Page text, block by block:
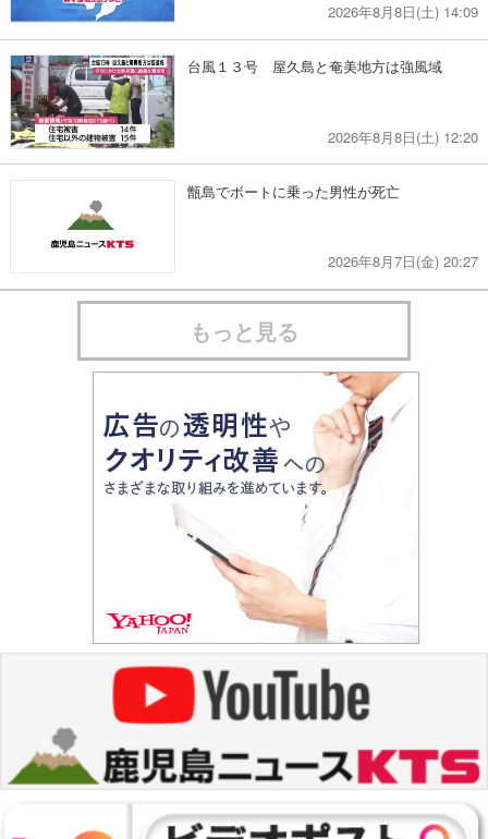
2026年8月8日(土) 14:09
台風１３号 屋久島と奄美地方は強風域
2026年8月8日(土) 12:20
甑島でボートに乗った男性が死亡
2026年8月7日(金) 20:27
もっと見る